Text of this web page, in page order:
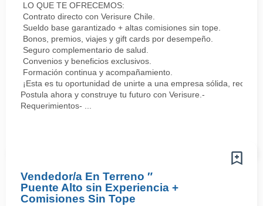
LO QUE TE OFRECEMOS:
Contrato directo con Verisure Chile.
Sueldo base garantizado + altas comisiones sin tope.
Bonos, premios, viajes y gift cards por desempeño.
Seguro complementario de salud.
Convenios y beneficios exclusivos.
Formación continua y acompañamiento.
¡Esta es tu oportunidad de unirte a una empresa sólida,
Postula ahora y construye tu futuro con Verisure.-
Requerimientos- ...
Vendedor/a En Terreno ″
Puente Alto sin Experiencia +
Comisiones Sin Tope